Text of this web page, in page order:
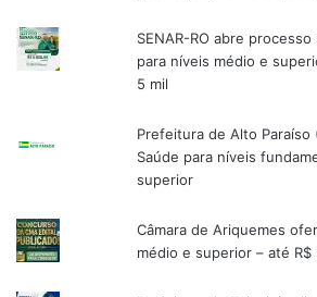
SENAR-RO abre
para níveis médio e
5 mil
Prefeitura de Alto Paraíso
Saúde para níveis
superior
Câmara de Ariquemes
médio e superior – até R$